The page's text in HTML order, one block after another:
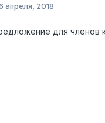
апреля, 2018
для членов